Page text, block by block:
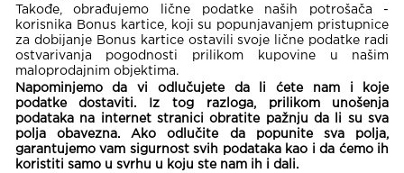
Takođe, obrađujemo lične podatke naših potrošača -
korisnika Bonus kartice, koji su popunjavanjem pristupnice
za dobijanje Bonus kartice ostavili svoje lične podatke radi
ostvarivanja pogodnosti prilikom kupovine u našim
maloprodajnim objektima.
Napominjemo da vi odlučujete da li ćete nam i koje
podatke dostaviti. Iz tog razloga, prilikom unošenja
podataka na internet stranici obratite pažnju da li su sva
polja obavezna. Ako odlučite da popunite sva polja,
garantujemo vam sigurnost svih podataka kao i da ćemo ih
koristiti samo u svrhu u koju ste nam ih i dali.